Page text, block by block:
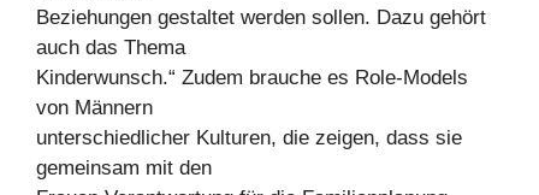
Beziehungen gestaltet werden sollen. Dazu gehört
auch das Thema
Kinderwunsch.“ Zudem brauche es Role-Models
von Männern
unterschiedlicher Kulturen, die zeigen, dass sie
gemeinsam mit den